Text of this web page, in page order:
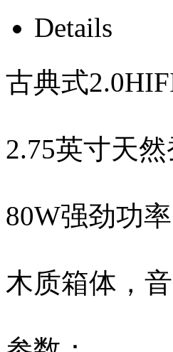
Details
古典式
2.75英寸天
80W强劲功率
木质箱体，音